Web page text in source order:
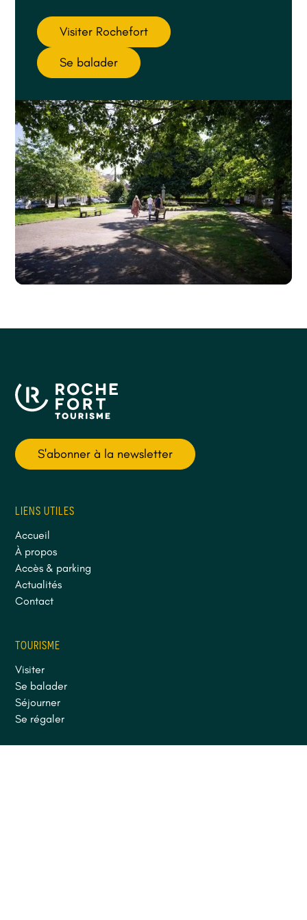
Visiter Rochefort
Se balader
S'abonner à la newsletter
LIENS UTILES
Accueil
À propos
Accès & parking
Actualités
Contact
TOURISME
Visiter
Se balader
Séjourner
Se régaler